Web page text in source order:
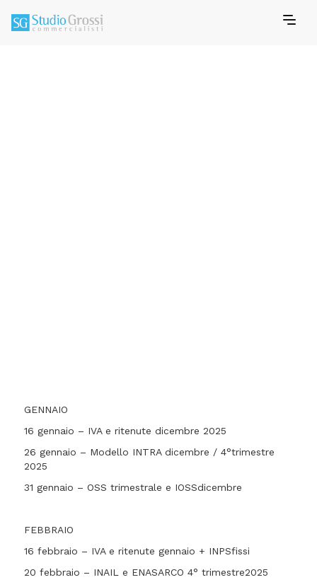
GENNAIO
16 gennaio – IVA e ritenute dicembre 2025
26 gennaio – Modello INTRA dicembre / 4°trimestre
2025
31 gennaio – OSS trimestrale e IOSSdicembre
FEBBRAIO
16 febbraio – IVA e ritenute gennaio + INPSfissi
20 febbraio – INAIL e ENASARCO 4° trimestre2025